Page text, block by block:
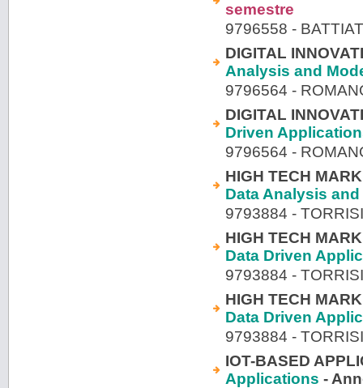
semestre
9796558 -
DIGITAL
Analysis and
9796564 -
DIGITAL
Driven
9796564 -
HIGH TECH
Data Analysis
9793884 -
HIGH TECH
Data Driven
9793884 -
HIGH TECH
Data Driven
9793884 -
IOT-BASED
Applications -